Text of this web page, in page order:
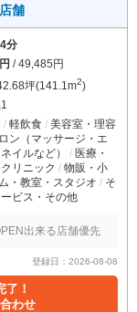
舗
分
/ 49,485円
坪(141.1m2)
軽飲食
美容室・理容
ン（マッサージ・エ
イルなど）
医療・
リニック
物販・小
・教室・スタジオ
そ
ビス・その他
出来る店舗優先
登録日：2026-08-08
了！
わせ